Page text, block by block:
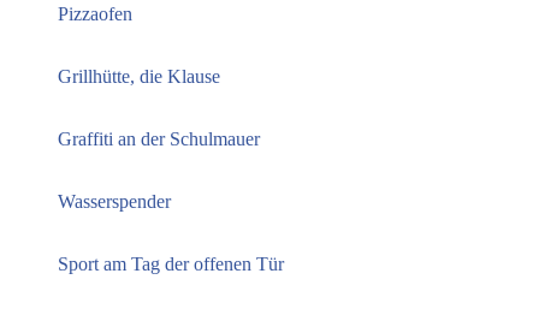
Pizzaofen
Grillhütte, die Klause
Graffiti an der Schulmauer
Wasserspender
Sport am Tag der offenen Tür